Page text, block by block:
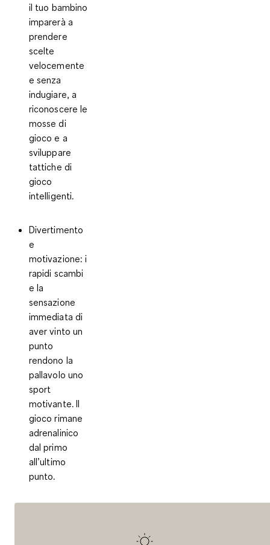
il tuo bambino
imparerà a
prendere
scelte
velocemente
e senza
indugiare, a
riconoscere le
mosse di
gioco e a
sviluppare
tattiche di
gioco
intelligenti.
Divertimento
e
motivazione: i
rapidi scambi
e la
sensazione
immediata di
aver vinto un
punto
rendono la
pallavolo uno
sport
motivante. Il
gioco rimane
adrenalinico
dal primo
all’ultimo
punto.